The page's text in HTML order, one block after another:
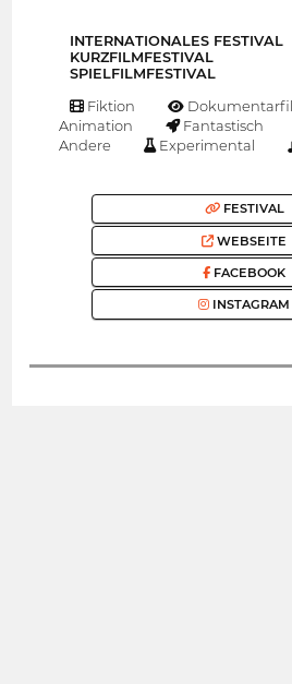
INTERNATIONALES FESTIVAL
KURZFILMFESTIVAL
SPIELFILMFESTIVAL
Fiktion
Animation
Fantastisch
Andere
Experimental
FESTIVAL
WEBSEITE
FACEBOOK
INSTAGRAM